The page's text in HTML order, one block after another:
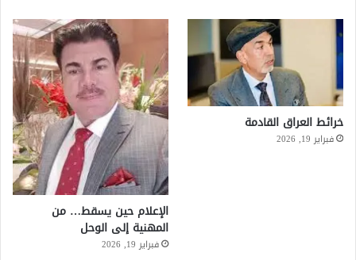
خرائط العراق القادمة
فبراير 19, 2026
الإعلام حين يسقط… من
المهنية إلى الوحل
فبراير 19, 2026